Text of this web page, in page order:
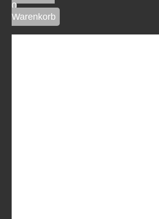
0
Warenkorb